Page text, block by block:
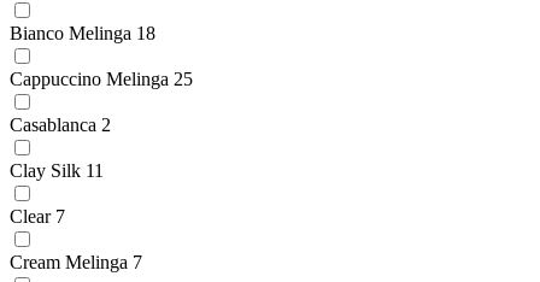
Bianco Melinga 18
Cappuccino Melinga 25
Casablanca 2
Clay Silk 11
Clear 7
Cream Melinga 7